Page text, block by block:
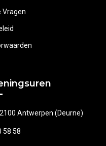
Vragen
Antwerpen (Deurne)
58 58